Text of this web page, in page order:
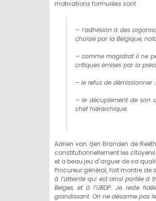
motivations formulées sont :
– l’adhésion à des
choisie par la Belgique,
– comme magistrat il ne
critiques émises par la
– le refus de démissionner ;
– le décuplement de son
chef hiérarchique.
Adrien van den Branden de
constitutionnellement les
et a beau jeu d’arguer de sa
Procureur général, fait montre de
à l’atteinte qui est ainsi portée à
Belges, et à l’UBDP. Je reste
grandissant. On ne désarme pas